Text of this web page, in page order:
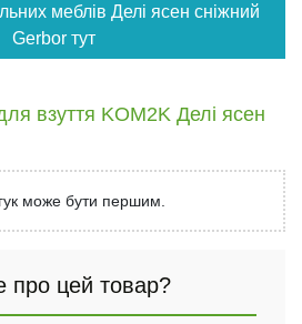
меблів Делі ясен сніжний
Gerbor тут
взуття KOM2K Делі ясен
може бути першим.
про цей товар?